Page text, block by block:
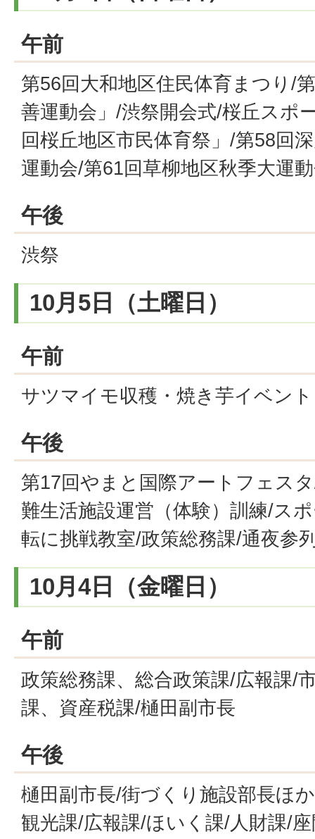
午前
第56回大和地区住民体育まつり/
善運動会」/渋祭開会式/桜丘スポ
回桜丘地区市民体育祭」/第58回
運動会/第61回草柳地区秋季大運
午後
渋祭
10月5日（土曜日）
午前
サツマイモ収穫・焼き芋イベント
午後
第17回やまと国際アートフェス
難生活施設運営（体験）訓練/ス
転に挑戦教室/政策総務課/通夜参
10月4日（金曜日）
午前
政策総務課、総合政策課/広報課/
課、資産税課/樋田副市長
午後
樋田副市長/街づくり施設部長ほ
観光課/広報課/ほいく課/人財課/